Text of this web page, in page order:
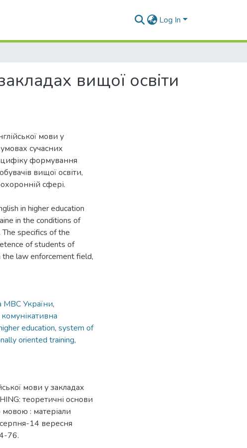
Log In
вищої освіти
мови у
сучасних
формування
вищої освіти,
сфері.
in higher education
in the conditions of
specifics of the
of students of
the law enforcement field,
МВС України,
education, system of
oriented training,
мови у закладах
теоретичні основи
мовою : матеріали
14 вересня
76.